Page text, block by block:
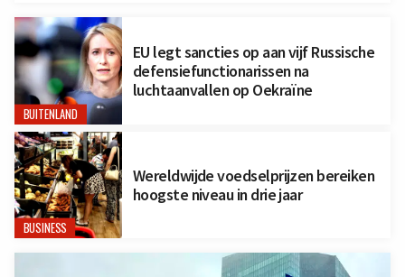
BUITENLAND
EU legt sancties op aan vijf Russische
defensiefunctionarissen na
luchtaanvallen op Oekraïne
BUSINESS
Wereldwijde voedselprijzen bereiken
hoogste niveau in drie jaar